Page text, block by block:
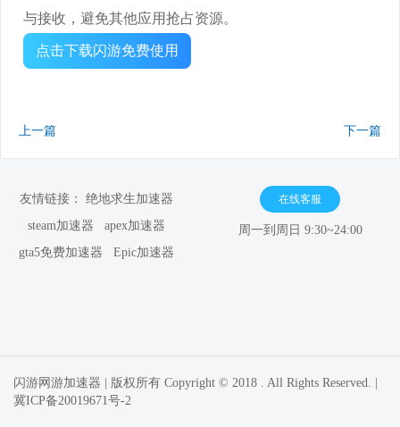
与接收，避免其他应用抢占资源。
点击下载闪游免费使用
上一篇 下一篇
友情链接： 绝地求生加速器
steam加速器
apex加速器
gta5免费加速器
Epic加速器
在线客服
周一到周日 9:30~24:00
闪游网游加速器 | 版权所有 Copyright © 2018 . All Rights Reserved. |
冀ICP备20019671号-2